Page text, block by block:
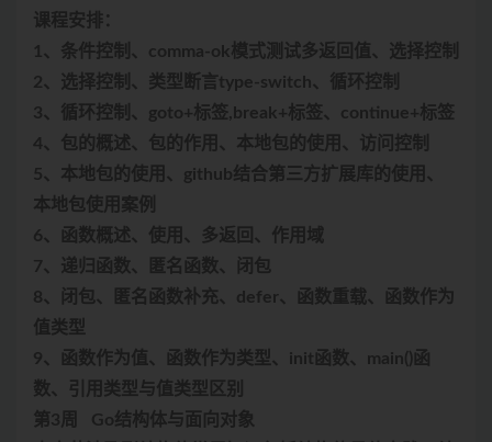
课程安排：
1、条件控制、comma-ok模式测试多返回值、选择控制
2、选择控制、类型断言type-switch、循环控制
3、循环控制、goto+标签,break+标签、continue+标签
4、包的概述、包的作用、本地包的使用、访问控制
5、本地包的使用、github结合第三方扩展库的使用、
本地包使用案例
6、函数概述、使用、多返回、作用域
7、递归函数、匿名函数、闭包
8、闭包、匿名函数补充、defer、函数重载、函数作为
值类型
9、函数作为值、函数作为类型、init函数、main()函
数、引用类型与值类型区别
第3周 Go结构体与面向对象